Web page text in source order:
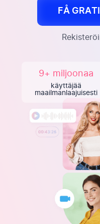
FÅ
9+ miljoonaa
käyttäjää
maailmanlaajuisesti